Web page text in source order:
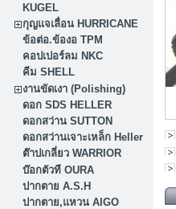
KUGEL
กุญแจเลื่อน HURRICANE
ข้อต่อ.ข้องอ TPM
คอปเปอร์ลม NKC
คีม SHELL
งานขัดเงา (Polishing)
ดอก SDS HELLER
ดอกสว่าน SUTTON
ดอกสว่านเจาะเหล็ก Heller
ต๊าปเกลี่ยว WARRIOR
บ๊อกตัวที OURA
ปากตาย A.S.H
ปากตาย,แหวน AIGO